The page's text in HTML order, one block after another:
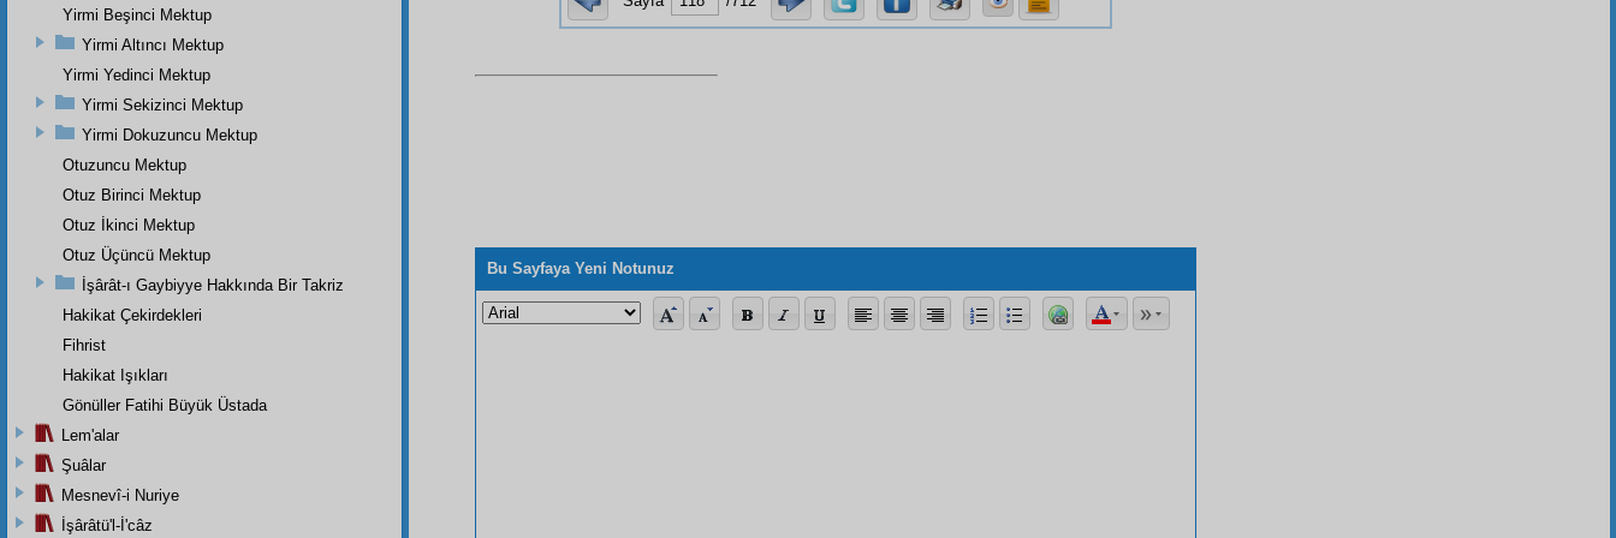
Bu Sayfaya Yeni Notunuz
Yirmi Beşinci Mektup
Yirmi Altıncı Mektup
Yirmi Yedinci Mektup
Yirmi Sekizinci Mektup
Yirmi Dokuzuncu Mektup
Otuzuncu Mektup
Otuz Birinci Mektup
Otuz İkinci Mektup
Otuz Üçüncü Mektup
İşârât-ı Gaybiyye Hakkında Bir Takriz
Hakikat Çekirdekleri
Fihrist
Hakikat Işıkları
Gönüller Fatihi Büyük Üstada
Lem'alar
Şuâlar
Mesnevî-i Nuriye
İşârâtü'l-İ'câz